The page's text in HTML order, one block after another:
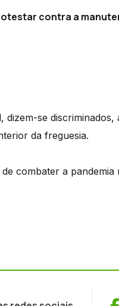
contra a
se discriminados,
da freguesia.
combater a pandemia